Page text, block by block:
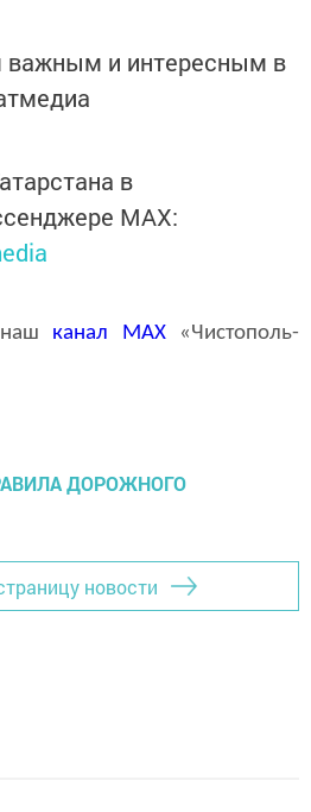
важным и интересным в
в
MАХ:
канал MAX«Чистополь-
ДОРОЖНОГО
новости